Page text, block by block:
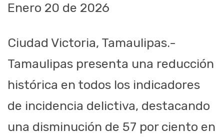
Enero 20 de 2026
Ciudad Victoria, Tamaulipas.-
Tamaulipas presenta una reducción
histórica en todos los indicadores
de incidencia delictiva, destacando
una disminución de 57 por ciento en